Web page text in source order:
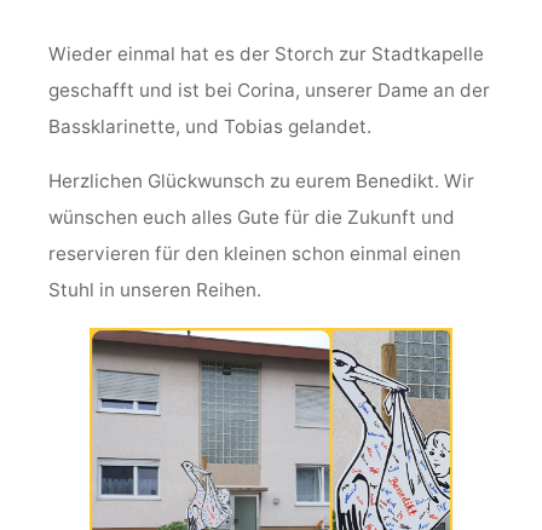
Wieder einmal hat es der Storch zur Stadtkapelle
geschafft und ist bei Corina, unserer Dame an der
Bassklarinette, und Tobias gelandet.
Herzlichen Glückwunsch zu eurem Benedikt. Wir
wünschen euch alles Gute für die Zukunft und
reservieren für den kleinen schon einmal einen
Stuhl in unseren Reihen.